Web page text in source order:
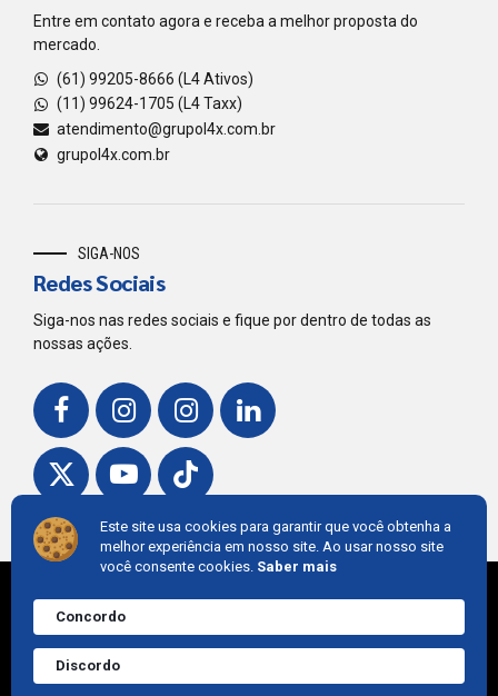
Entre em contato agora e receba a melhor proposta do
mercado.
(61) 99205-8666 (L4 Ativos)
(11) 99624-1705 (L4 Taxx)
atendimento@grupol4x.com.br
grupol4x.com.br
SIGA-NOS
Redes Sociais
Siga-nos nas redes sociais e fique por dentro de todas as
nossas ações.
© 2018,
GRUPO L4
Este site usa cookies para garantir que você obtenha a
melhor experiência em nosso site. Ao usar nosso site
você consente cookies. Saber mais
Concordo
Discordo
Precisa de ajuda?
Converve agora